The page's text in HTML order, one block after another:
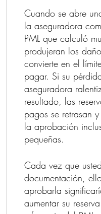
Cuando se abre
la aseguradora
PML que calculó
produjeran los
convierte en el
pagar. Si su
aseguradora
resultado, las
pagos se retrasan
la aprobación
pequeñas.
Cada vez que
documentación,
aprobarla
aumentar su